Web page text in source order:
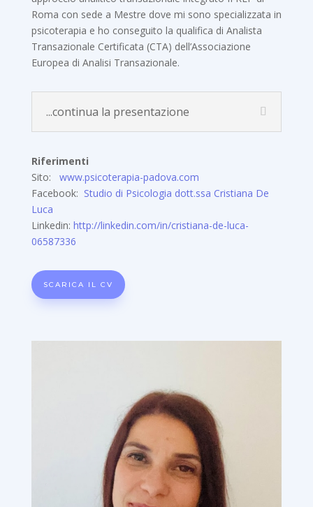
Roma con sede a Mestre dove mi sono specializzata in
psicoterapia e ho conseguito la qualifica di Analista
Transazionale Certificata (CTA) dell’Associazione
Europea di Analisi Transazionale.
...continua la presentazione
Riferimenti
Sito: www.psicoterapia-padova.com
Facebook: Studio di Psicologia dott.ssa Cristiana De
Luca
Linkedin: http://linkedin.com/in/cristiana-de-luca-
06587336
SCARICA IL CV